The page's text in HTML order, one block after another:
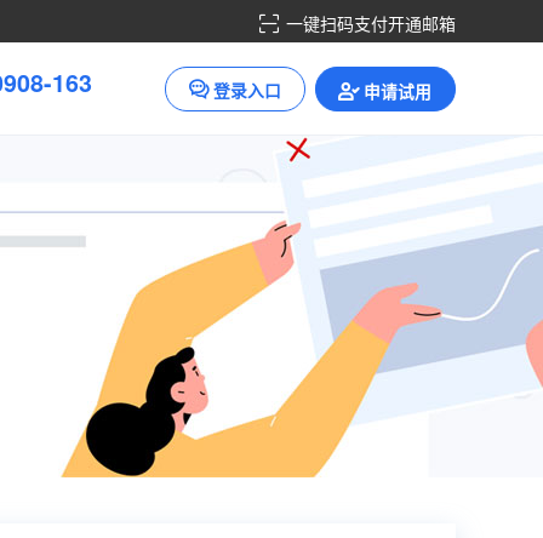
一键扫码支付开通邮箱
908-163 登录入口 申请试用